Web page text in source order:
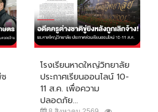
โรงเรียนหาดใหญ่วิทยาลัย
ประกาศเรียนออนไลน์ 10-
11 ส.ค. เพื่อความ
ปลอดภัย...